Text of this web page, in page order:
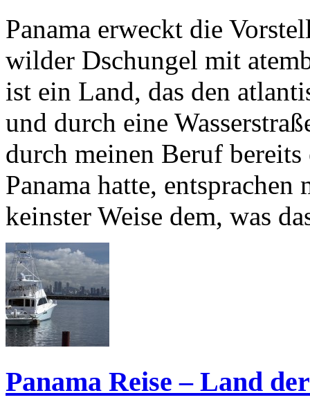
Panama erweckt die
wilder Dschungel mit
ist ein Land, das den
und durch eine
durch meinen Beruf
Panama hatte,
keinster Weise dem, was
Panama Reise – Land